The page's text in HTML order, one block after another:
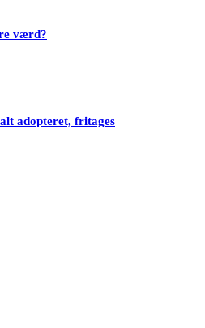
værd?
adopteret, fritages